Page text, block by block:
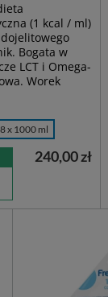
(1 kcal / ml)
Bogata w
LCT i Omega-
Worek
8 x 1000 ml
240,00 zł